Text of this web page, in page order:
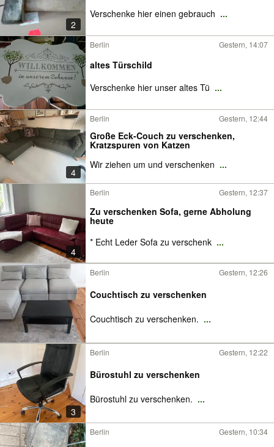
2
Verschenke hier einen gebrauch ...
Berlin Gestern, 14:07
altes Türschild
Verschenke hier unser altes Tü ...
4
Berlin Gestern, 12:44
Große Eck-Couch zu verschenken,
Kratzspuren von Katzen
Wir ziehen um und verschenken ...
4
Berlin Gestern, 12:37
Zu verschenken Sofa, gerne Abholung
heute
* Echt Leder Sofa zu verschenk ...
Berlin Gestern, 12:26
Couchtisch zu verschenken
Couchtisch zu verschenken. ...
3
Berlin Gestern, 12:22
Bürostuhl zu verschenken
Bürostuhl zu verschenken. ...
Berlin Gestern, 10:34